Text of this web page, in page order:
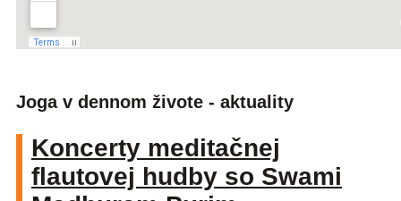
Joga v dennom živote - aktuality
Koncerty meditačnej
flautovej hudby so Swami